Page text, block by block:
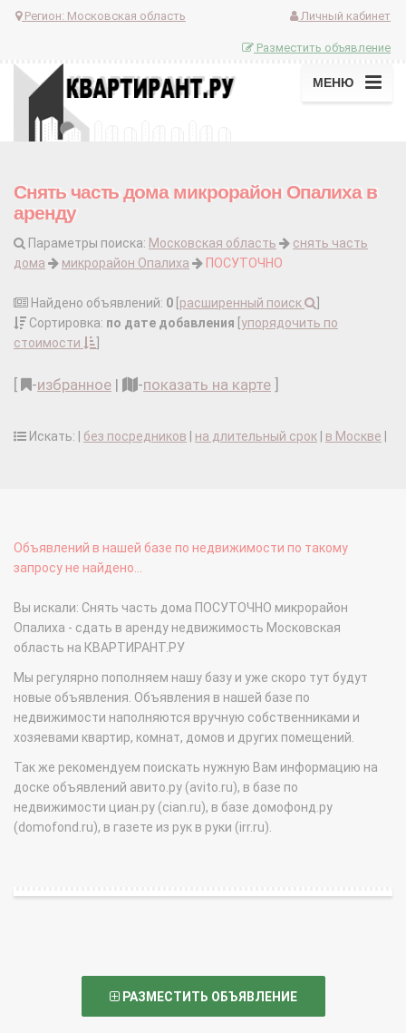
Регион: Московская область Личный кабинет
Разместить объявление
МЕНЮ
Снять часть дома микрорайон Опалиха в
аренду
Параметры поиска: Московская область
снять часть
дома
микрорайон Опалиха ПОСУТОЧНО
Найдено объявлений: 0 расширенный поиск
Сортировка: по дате добавления упорядочить по
стоимости
-избранное | -показать на карте
Искать: | без посредников на длительный срок в Москве
Объявлений в нашей базе по недвижимости по такому
запросу не найдено...
Вы искали: Снять часть дома ПОСУТОЧНО микрорайон
Опалиха - сдать в аренду недвижимость Московская
область на КВАРТИРАНТ.РУ
Мы регулярно пополняем нашу базу и уже скоро тут будут
новые объявления. Объявления в нашей базе по
недвижимости наполняются вручную собственниками и
хозяевами квартир, комнат, домов и других помещений.
Так же рекомендуем поискать нужную Вам информацию на
доске объявлений авито.ру (avito.ru), в базе по
недвижимости циан.ру (cian.ru), в базе домофонд.ру
(domofond.ru), в газете из рук в руки (irr.ru).
РАЗМЕСТИТЬ ОБЪЯВЛЕНИЕ